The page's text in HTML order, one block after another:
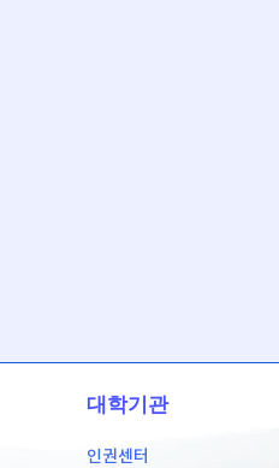
대학기관
인권센터